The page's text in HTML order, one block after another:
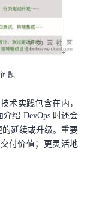
题
术实践包含在内，
介绍 DevOps 时还会
的延续或升级。重要
付价值；更灵活地